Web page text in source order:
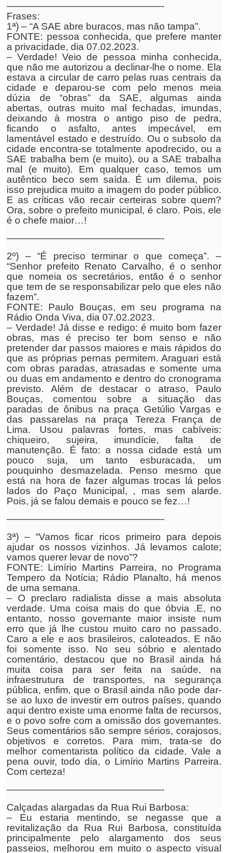
————————————————-
Frases:
1ª) – “A SAE abre buracos, mas não tampa”.
FONTE: pessoa conhecida, que prefere manter
a privacidade, dia 07.02.2023.
– Verdade! Veio de pessoa minha conhecida,
que não me autorizou a declinar-lhe o nome. Ela
estava a circular de carro pelas ruas centrais da
cidade e deparou-se com pelo menos meia
dúzia de “obras” da SAE, algumas ainda
abertas, outras muito mal fechadas, imundas,
deixando à mostra o antigo piso de pedra,
ficando o asfalto, antes impecável, em
lamentável estado e destruído. Ou o subsolo da
cidade encontra-se totalmente apodrecido, ou a
SAE trabalha bem (e muito), ou a SAE trabalha
mal (e muito). Em qualquer caso, temos um
autêntico beco sem saída. É um dilema, pois
isso prejudica muito a imagem do poder público.
E as críticas vão recair certeiras sobre quem?
Ora, sobre o prefeito municipal, é claro. Pois, ele
é o chefe maior…!
————————————————-
2º) – “É preciso terminar o que começa”. –
“Senhor prefeito Renato Carvalho, é o senhor
que nomeia os secretários, então é o senhor
que tem de se responsabilizar pelo que eles não
fazem”.
FONTE: Paulo Bouças, em seu programa na
Rádio Onda Viva, dia 07.02.2023.
– Verdade! Já disse e redigo: é muito bom fazer
obras, mas é preciso ter bom senso e não
pretender dar passos maiores e mais rápidos do
que as próprias pernas permitem. Araguari está
com obras paradas, atrasadas e somente uma
ou duas em andamento e dentro do cronograma
previsto. Além de destacar o atraso, Paulo
Bouças, comentou sobre a situação das
paradas de ônibus na praça Getúlio Vargas e
das passarelas na praça Tereza França de
Lima. Usou palavras fortes, mas cabíveis:
chiqueiro, sujeira, imundície, falta de
manutenção. É fato: a nossa cidade está um
pouco suja, um tanto esburacada, um
pouquinho desmazelada. Penso mesmo que
está na hora de fazer algumas trocas lá pelos
lados do Paço Municipal, , mas sem alarde.
Pois, já se falou demais e pouco se fez…!
————————————————-
3ª) – “Vamos ficar ricos primeiro para depois
ajudar os nossos vizinhos. Já levamos calote;
vamos querer levar de novo”?
FONTE: Limírio Martins Parreira, no Programa
Tempero da Notícia; Rádio Planalto, há menos
de uma semana.
– O preclaro radialista disse a mais absoluta
verdade. Uma coisa mais do que óbvia .E, no
entanto, nosso governante maior insiste num
erro que já lhe custou muito caro no passado.
Caro a ele e aos brasileiros, caloteados. E não
foi somente isso. No seu sóbrio e alentado
comentário, destacou que no Brasil ainda há
muita coisa para ser feita na saúde, na
infraestrutura de transportes, na segurança
pública, enfim, que o Brasil ainda não pode dar-
se ao luxo de investir em outros países, quando
aqui dentro existe uma enorme falta de recursos,
e o povo sofre com a omissão dos governantes.
Seus comentários são sempre sérios, corajosos,
objetivos e corretos. Para mim, trata-se do
melhor comentarista político da cidade. Vale a
pena ouvir, todo dia, o Limírio Martins Parreira.
Com certeza!
————————————————-
Calçadas alargadas da Rua Rui Barbosa:
– Eu estaria mentindo, se negasse que a
revitalização da Rua Rui Barbosa, constituída
principalmente pelo alargamento dos seus
passeios, melhorou em muito o aspecto visual